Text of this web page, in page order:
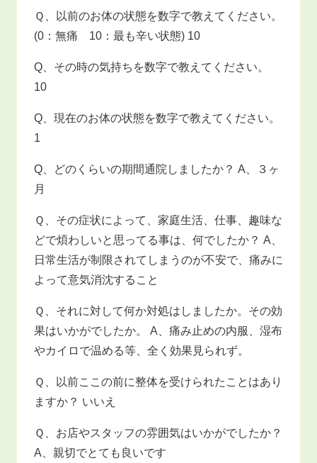
Ｑ、以前のお体の状態を数字で教えてください。
(0：無痛 10：最も辛い状態) 10
Q、その時の気持ちを数字で教えてください。
10
Q、現在のお体の状態を数字で教えてください。
1
Q、どのくらいの期間通院しましたか？ A、３ヶ
月
Ｑ、その症状によって、家庭生活、仕事、趣味な
どで煩わしいと思ってる事は、何でしたか？ A、
日常生活が制限されてしまうのが不安で、痛みに
よって意気消沈すること
Ｑ、それに対して何か対処はしましたか。その効
果はいかがでしたか。 A、痛み止めの内服、湿布
やカイロで温める等、全く効果見られず。
Ｑ、以前ここの前に整体を受けられたことはあり
ますか？ いいえ
Ｑ、お店やスタッフの雰囲気はいかがでしたか？
A、親切でとても良いです